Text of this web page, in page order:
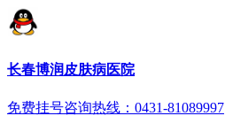
长春博润皮肤病医院
免费挂号咨询热线：0431-81089997